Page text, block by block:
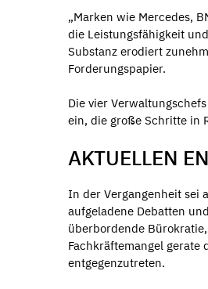
„Marken wie Mercedes,
die Leistungsfähigkeit
Substanz erodiert
Forderungspapier.
Die vier
ein, die große Schritte in
AKTUELLEN
In der Vergangenheit sei
aufgeladene Debatten
überbordende
Fachkräftemangel
entgegenzutreten.